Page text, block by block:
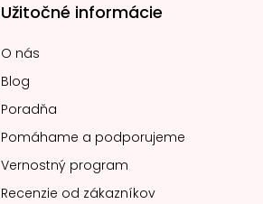
Užitočné informácie
O nás
Blog
Poradňa
Pomáhame a podporujeme
Vernostný program
Recenzie od zákazníkov